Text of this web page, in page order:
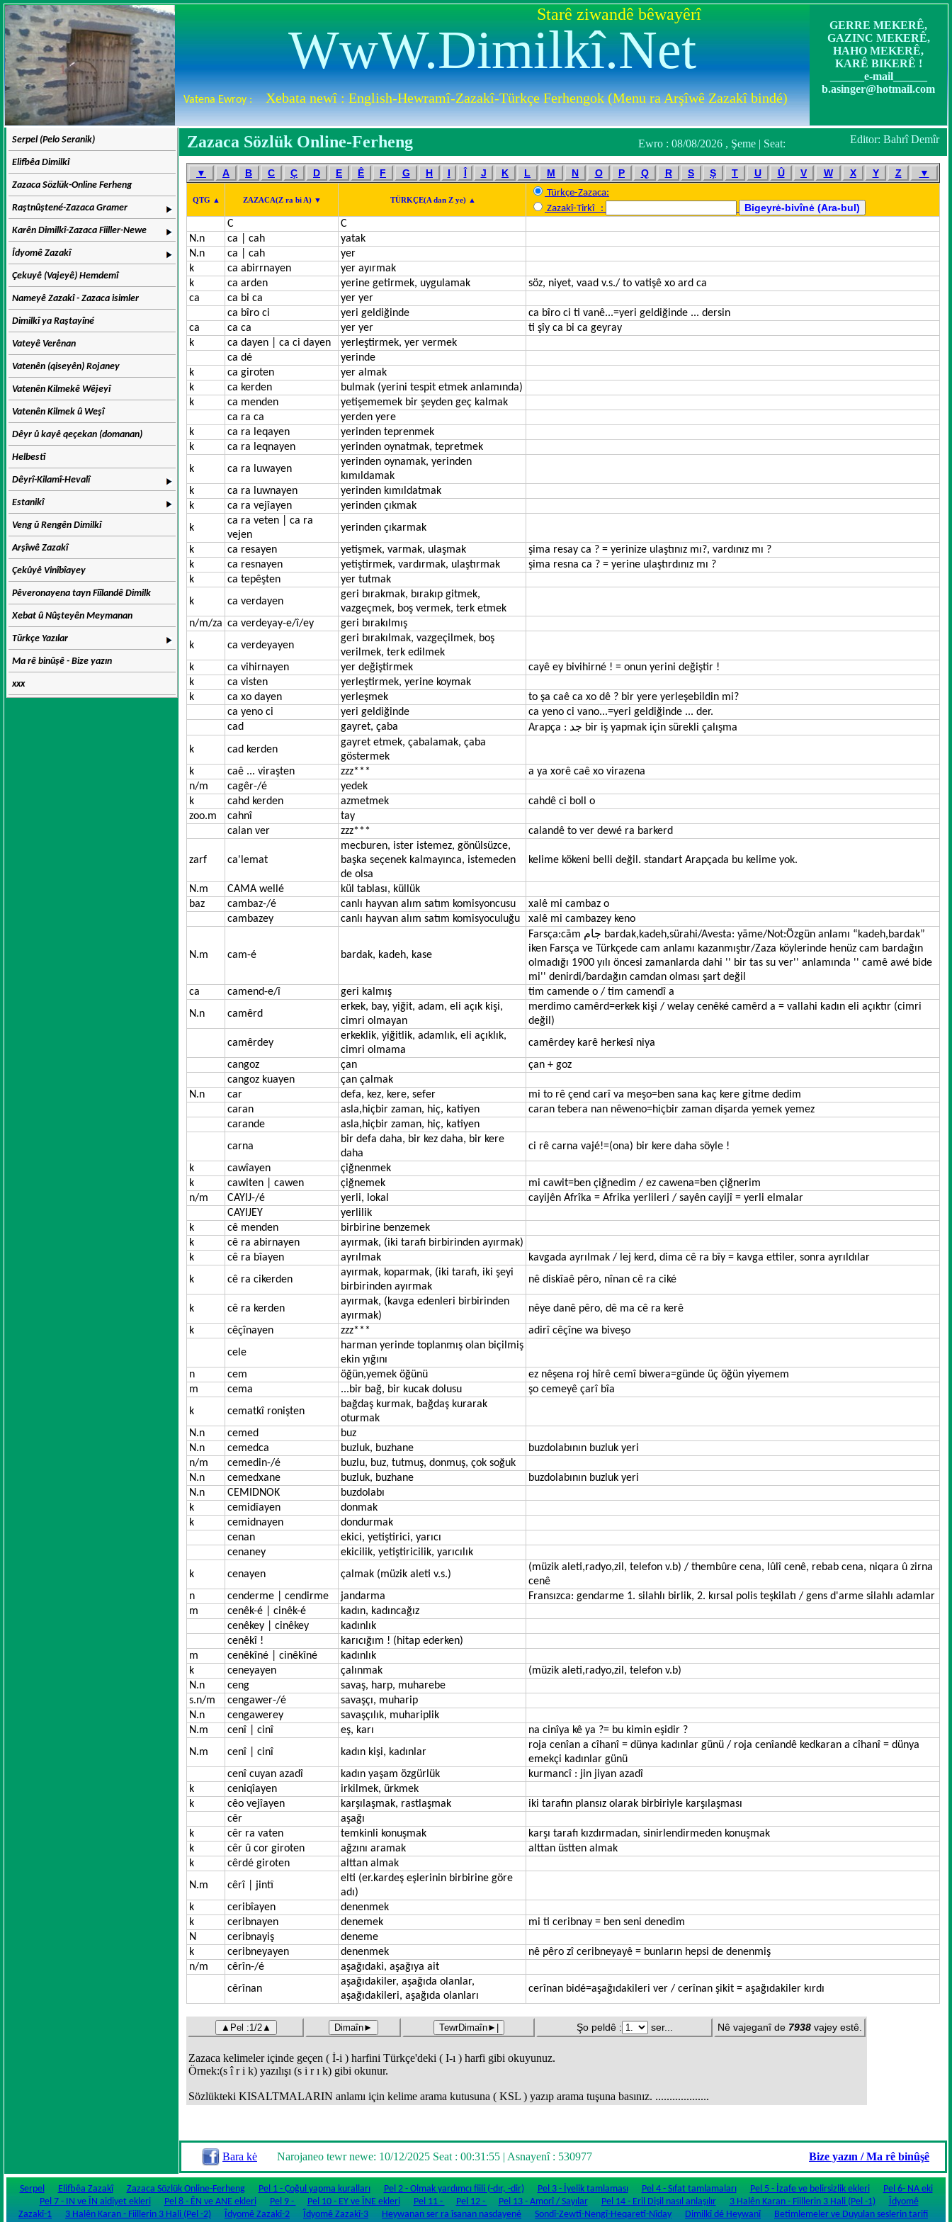
Starê ziwandê bêwayêrî
WwW.Dimilkî.Net
Vatena Ewroy : Xebata newî : English-Hewramî-Zazakî-Türkçe Ferhengok (Menu ra Arşîwê Zazakî bindé)
GERRE MEKERÊ,
GAZINC MEKERÊ,
HAHO MEKERÊ,
KARÊ BIKERÊ !
______e-mail______
b.asinger@hotmail.com
Serpel (Pelo Seranik)
Elifbêa Dimilkî
Zazaca Sözlük-Online Ferheng
Raştnûştené-Zazaca Gramer
Karên Dimilkî-Zazaca Fiiller-Newe
Îdyomê Zazakî
Çekuyê (Vajeyê) Hemdemî
Nameyê Zazakî - Zazaca isimler
Dimilkî ya Raştayîné
Vateyê Verênan
Vatenên (qiseyên) Rojaney
Vatenên Kilmekê Wêjeyî
Vatenên Kilmek û Weşî
Dêyr û kayê qeçekan (domanan)
Helbestî
Dêyrî-Kilamî-Hevalî
Estanikî
Veng û Rengên Dimilkî
Arşîwê Zazakî
Çekûyê Vinîbîayey
Pêveronayena tayn Fîîlandê Dimilk
Xebat û Nûşteyên Meymanan
Türkçe Yazılar
Ma rê binûşê - Bize yazın
xxx
Zazaca Sözlük Online-Ferheng Ewro : 08/08/2026 , Şeme | Seat: Editor: Bahrî Demîr
▼ A B C Ç D E Ê F G H I Î J K L M N O P Q R S Ş T U Û V W X Y Z ▼
QTG ▲ ZAZACA(Z ra bi A) ▼ TÜRKÇE(A dan Z ye) ▲
Türkçe-Zazaca:
Zazakî-Tirkî :
C
C
N.n
ca | cah
yatak
N.n
ca | cah
yer
k
ca abirrnayen
yer ayırmak
k
ca arden yerine getirmek, uygulamak
söz, niyet, vaad v.s./ to vatişê xo ard ca
ca
ca bi ca
yer yer
ca bîro ci
yeri geldiğinde
ca bîro ci ti vanê...=yeri geldiğinde ... dersin
ca
ca ca yer yer
ti şîy ca bi ca geyray
k
ca dayen | ca ci dayen
yerleştirmek, yer vermek
ca dé
yerinde
k
ca giroten
yer almak
k
ca kerden
bulmak (yerini tespit etmek anlamında)
k
ca menden
yetişememek bir şeyden geç kalmak
ca ra ca
yerden yere
k
ca ra leqayen
yerinden teprenmek
k
ca ra leqnayen
yerinden oynatmak, tepretmek
k
ca ra luwayen
yerinden oynamak, yerinden
kımıldamak
k
ca ra luwnayen
yerinden kımıldatmak
k
ca ra vejîayen
yerinden çıkmak
k
ca ra veten | ca ra
vejen
yerinden çıkarmak
k
ca resayen yetişmek, varmak, ulaşmak
şima resay ca ? = yerinize ulaştınız mı?, vardınız mı ?
k
ca resnayen yetiştirmek, vardırmak, ulaştırmak
şima resna ca ? = yerine ulaştırdınız mı ?
k
ca tepêşten
yer tutmak
k
ca verdayen
geri bırakmak, bırakıp gitmek,
vazgeçmek, boş vermek, terk etmek
n/m/za ca verdeyay-e/î/ey
geri bırakılmış
k
ca verdeyayen
geri bırakılmak, vazgeçilmek, boş
verilmek, terk edilmek
k
ca vihirnayen yer değiştirmek
cayê ey bivihirné ! = onun yerini değiştir !
k
ca visten
yerleştirmek, yerine koymak
k
ca xo dayen yerleşmek
to şa caê ca xo dê ? bir yere yerleşebildin mi?
ca yeno ci
yeri geldiğinde
ca yeno ci vano...=yeri geldiğinde ... der.
cad
gayret, çaba
Arapça : جد bir iş yapmak için sürekli çalışma
k
cad kerden
gayret etmek, çabalamak, çaba
göstermek
k
caê ... viraşten zzz***
a ya xorê caê xo virazena
n/m
cagêr-/é
yedek
k
cahd kerden azmetmek
cahdê ci boll o
zoo.m
cahnî
tay
calan ver
zzz*** calandê to ver dewé ra barkerd
zarf ca'lemat
mecburen, ister istemez, gönülsüzce,
başka seçenek kalmayınca, istemeden
de olsa
kelime kökeni belli değil. standart Arapçada bu kelime yok.
N.m CAMA wellé
kül tablası, küllük
baz
cambaz-/é canlı hayvan alım satım komisyoncusu
xalê mi cambaz o
cambazey
canlı hayvan alım satım komisyoculuğu xalê mi cambazey keno
N.m cam-é bardak, kadeh, kase
Farsça:cām جام bardak,kadeh,sürahi/Avesta: yāme/Not:Özgün anlamı “kadeh,bardak”
iken Farsça ve Türkçede cam anlamı kazanmıştır/Zaza köylerinde henüz cam bardağın
olmadığı 1900 yılı öncesi zamanlarda dahi '' bir tas su ver'' anlamında '' camê awé bide
mi'' denirdi/bardağın camdan olması şart değil
ca
camend-e/î geri kalmış
tim camende o / tim camendî a
N.n
camêrd
erkek, bay, yiğit, adam, eli açık kişi,
cimri olmayan
merdimo camêrd=erkek kişi / welay cenêké camêrd a = vallahi kadın eli açıktır (cimri
değil)
camêrdey
erkeklik, yiğitlik, adamlık, eli açıklık,
cimri olmama
camêrdey karê herkesî niya
cangoz
çan
çan + goz
cangoz kuayen
çan çalmak
N.n
car defa, kez, kere, sefer
mi to rê çend carî va meşo=ben sana kaç kere gitme dedim
caran
asla,hiçbir zaman, hiç, katiyen
caran tebera nan nêweno=hiçbir zaman dişarda yemek yemez
carande
asla,hiçbir zaman, hiç, katiyen
carna
bir defa daha, bir kez daha, bir kere
daha
ci rê carna vajé!=(ona) bir kere daha söyle !
k
cawîayen
çiğnenmek
k
cawiten | cawen çiğnemek
mi cawit=ben çiğnedim / ez cawena=ben çiğnerim
n/m
CAYIJ-/é yerli, lokal
cayijên Afrîka = Afrika yerlileri / sayên cayijî = yerli elmalar
CAYIJEY
yerlilik
k
cê menden
birbirine benzemek
k
cê ra abirnayen
ayırmak, (iki tarafı birbirinden ayırmak)
k
cê ra bîayen ayrılmak
kavgada ayrılmak / lej kerd, dima cê ra bîy = kavga ettiler, sonra ayrıldılar
k
cê ra cikerden
ayırmak, koparmak, (iki tarafı, iki şeyi
birbirinden ayırmak
nê diskîaê pêro, nînan cê ra ciké
k cê ra kerden
ayırmak, (kavga edenleri birbirinden
ayırmak)
nêye danê pêro, dê ma cê ra kerê
k
cêçînayen zzz***
adirî cêçîne wa biveşo
cele
harman yerinde toplanmış olan biçilmiş
ekin yığını
n
cem öğün,yemek öğünü
ez nêşena roj hîrê cemî biwera=günde üç öğün yiyemem
m
cema ...bir bağ, bir kucak dolusu
şo cemeyê çarî bîa
k
cematkî ronişten
bağdaş kurmak, bağdaş kurarak
oturmak
N.n
cemed
buz
N.n
cemedca buzluk, buzhane
buzdolabının buzluk yeri
n/m
cemedin-/é
buzlu, buz, tutmuş, donmuş, çok soğuk
N.n
cemedxane buzluk, buzhane
buzdolabının buzluk yeri
N.n
CEMIDNOK
buzdolabı
k
cemidîayen
donmak
k
cemidnayen
dondurmak
cenan
ekici, yetiştirici, yarıcı
cenaney
ekicilik, yetiştiricilik, yarıcılık
k
cenayen çalmak (müzik aleti v.s.)
(müzik aleti,radyo,zil, telefon v.b) / thembûre cena, lûlî cenê, rebab cena, niqara û zirna
cenê
n
cenderme | cendirme jandarma
Fransızca: gendarme 1. silahlı birlik, 2. kırsal polis teşkilatı / gens d'arme silahlı adamlar
m
cenêk-é | cinêk-é
kadın, kadıncağız
cenêkey | cinêkey
kadınlık
cenêkî !
karıcığım ! (hitap ederken)
m
cenêkîné | cinêkîné
kadınlık
k
ceneyayen çalınmak
(müzik aleti,radyo,zil, telefon v.b)
N.n
ceng
savaş, harp, muharebe
s.n/m
cengawer-/é
savaşçı, muharip
N.n
cengawerey
savaşçılık, muhariplik
N.m
cenî | cinî eş, karı
na cinîya kê ya ?= bu kimin eşidir ?
N.m
cenî | cinî kadın kişi, kadınlar
roja cenîan a cîhanî = dünya kadınlar günü / roja cenîandê kedkaran a cîhanî = dünya
emekçi kadınlar günü
cenî cuyan azadî
kadın yaşam özgürlük
kurmancî : jin jiyan azadî
k
ceniqîayen
irkilmek, ürkmek
k
cêo vejîayen karşılaşmak, rastlaşmak
iki tarafın plansız olarak birbiriyle karşılaşması
cêr
aşağı
k
cêr ra vaten temkinli konuşmak
karşı tarafı kızdırmadan, sinirlendirmeden konuşmak
k
cêr û cor giroten ağzını aramak
alttan üstten almak
k
cêrdé giroten
alttan almak
N.m
cêrî | jintî
elti (er.kardeş eşlerinin birbirine göre
adı)
k
ceribîayen
denenmek
k
ceribnayen denemek
mi ti ceribnay = ben seni denedim
N
ceribnayiş
deneme
k
ceribneyayen denenmek
nê pêro zî ceribneyayê = bunların hepsi de denenmiş
n/m
cêrîn-/é
aşağıdaki, aşağıya ait
cêrînan
aşağıdakiler, aşağıda olanlar,
aşağıdakileri, aşağıda olanları
cerînan bidé=aşağıdakileri ver / cerînan şikit = aşağıdakiler kırdı
Şo peldê : ser... Nê vajeganî de 7938 vajey estê.
Zazaca kelimeler içinde geçen ( İ-i ) harfini Türkçe'deki ( I-ı ) harfi gibi okuyunuz.
Örnek:(s î r i k) yazılışı (s i r ı k) gibi okunur.
Sözlükteki KISALTMALARIN anlamı için kelime arama kutusuna ( KSL ) yazıp arama tuşuna basınız. ...................
Bara kė Narojaneo tewr newe: 10/12/2025 Seat : 00:31:55 | Asnayenî : 530977 Bize yazın / Ma rê binûşê
Serpel Elifbêa Zazakî Zazaca Sözlük Online-Ferheng Pel 1 - Çoğul yapma kuralları Pel 2 - Olmak yardımcı fiili (-dır, -dir) Pel 3 - İyelik tamlaması Pel 4 - Sıfat tamlamaları Pel 5 - İzafe ve belirsizlik ekleri
Pel 6- NA eki
Pel 7 - IN ve ÎN aidiyet ekleri
Pel 8 - ÊN ve ANE ekleri Pel 9 - Pel 10 - EY ve ÎNE ekleri Pel 11 - Pel 12 - Pel 13 - Amorî / Sayılar Pel 14 - Eril Dişil nasıl anlaşılır 3 Halên Karan - Fiillerin 3 Hali (Pel -1)
Îdyomê
Zazakî-1
3 Halên Karan - Fiillerin 3 Hali (Pel -2) Îdyomê Zazakî-2 Îdyomê Zazakî-3 Heywanan ser ra îsanan nasdayené Sondî-Zewtî-Nengî-Heqaretî-Nîday Dimilkî dé Heywanî Betimlemeler ve Duyulan seslerin tarifi